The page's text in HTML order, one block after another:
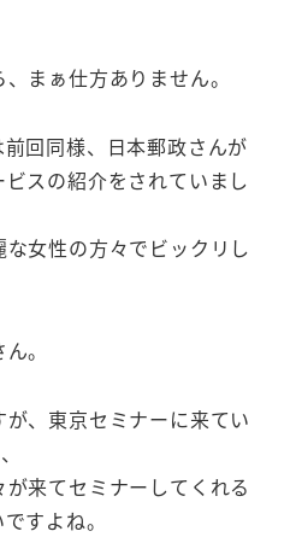
まぁ仕方ありません。
回同様、日本郵政さんが
スの紹介をされていまし
女性の方々でビックリし
。
、東京セミナーに来てい
来てセミナーしてくれる
すよね。